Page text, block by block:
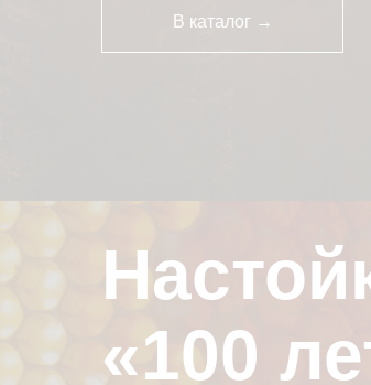
В каталог →
«100